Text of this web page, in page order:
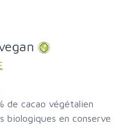
de cacao végétalien
biologiques en conserve